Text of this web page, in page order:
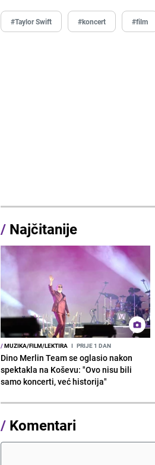
#Taylor Swift #koncert #film
/ Najčitanije
/MUZIKA/FILM/LEKTIRA I PRIJE 1 DAN
Dino Merlin Team se oglasio nakon
spektakla na Koševu: "Ovo nisu bili
samo koncerti, već historija"
/ Komentari